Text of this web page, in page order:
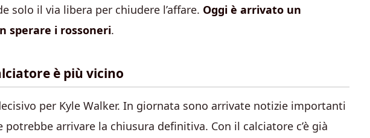
solo il via libera per chiudere l’affare. Oggi è arrivato un
sperare i rossoneri.
è più vicino
per Kyle Walker. In giornata sono arrivate notizie importanti
arrivare la chiusura definitiva. Con il calciatore c’è già